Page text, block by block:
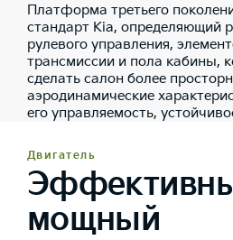
Платформа третьего
стандарт Kia, определяющий
рулевого управления,
трансмиссии и пола кабины,
сделать салон более
аэродинамические
его управляемость,
Двигатель
мощный